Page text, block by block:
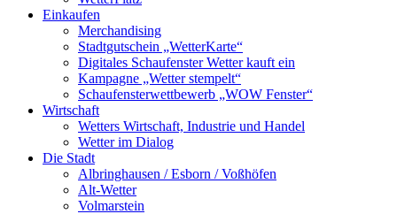
Einkaufen
Merchandising
Stadtgutschein „WetterKarte“
Digitales Schaufenster Wetter kauft ein
Kampagne „Wetter stempelt“
Schaufensterwettbewerb „WOW Fenster“
Wirtschaft
Wetters Wirtschaft, Industrie und Handel
Wetter im Dialog
Die Stadt
Albringhausen / Esborn / Voßhöfen
Alt-Wetter​
Volmarstein